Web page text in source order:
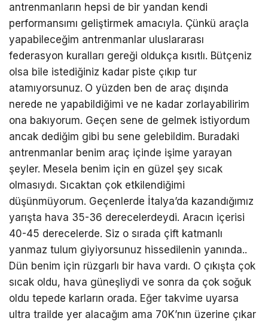
antrenmanların hepsi de bir yandan kendi
performansımı geliştirmek amacıyla. Çünkü araçla
yapabileceğim antrenmanlar uluslararası
federasyon kuralları gereği oldukça kısıtlı. Bütçeniz
olsa bile istediğiniz kadar piste çıkıp tur
atamıyorsunuz. O yüzden ben de araç dışında
nerede ne yapabildiğimi ve ne kadar zorlayabilirim
ona bakıyorum. Geçen sene de gelmek istiyordum
ancak dediğim gibi bu sene gelebildim. Buradaki
antrenmanlar benim araç içinde işime yarayan
şeyler. Mesela benim için en güzel şey sıcak
olmasıydı. Sıcaktan çok etkilendiğimi
düşünmüyorum. Geçenlerde İtalya’da kazandığımız
yarışta hava 35-36 derecelerdeydi. Aracın içerisi
40-45 derecelerde. Siz o sırada çift katmanlı
yanmaz tulum giyiyorsunuz hissedilenin yanında..
Dün benim için rüzgarlı bir hava vardı. O çıkışta çok
sıcak oldu, hava güneşliydi ve sonra da çok soğuk
oldu tepede karların orada. Eğer takvime uyarsa
ultra trailde yer alacağım ama 70K’nın üzerine çıkar